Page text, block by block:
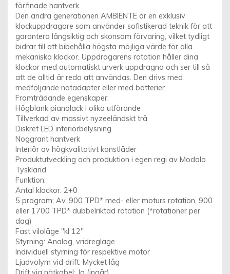
förfinade hantverk.
Den andra generationen AMBIENTE är en exklusiv
klockuppdragare som använder sofistikerad teknik för att
garantera långsiktig och skonsam förvaring, vilket tydligt
bidrar till att bibehålla högsta möjliga värde för alla
mekaniska klockor. Uppdragarens rotation håller dina
klockor med automatiskt urverk uppdragna och ser till så
att de alltid är redo att användas. Den drivs med
medföljande nätadapter eller med batterier.
Framträdande egenskaper:
Högblank pianolack i olika utförande
Tillverkad av massivt nyzeeländskt trä
Diskret LED interiörbelysning
Noggrant hantverk
Interiör av högkvalitativt konstläder
Produktutveckling och produktion i egen regi av Modalo
Tyskland
Funktion:
Antal klockor: 2+0
5 program; Av, 900 TPD* med- eller moturs rotation, 900
eller 1700 TPD* dubbelriktad rotation (*rotationer per
dag)
Fast viloläge "kl 12"
Styrning: Analog, vridreglage
Individuell styrning för respektive motor
Ljudvolym vid drift: Mycket låg